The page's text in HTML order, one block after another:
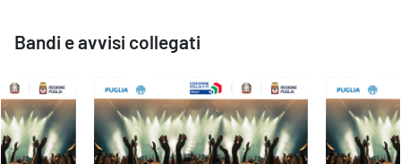
Bandi e avvisi collegati